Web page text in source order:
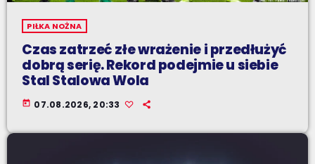
PIŁKA NOŻNA
Czas zatrzeć złe wrażenie i przedłużyć
dobrą serię. Rekord podejmie u siebie
Stal Stalowa Wola
today 07.08.2026, 20:33